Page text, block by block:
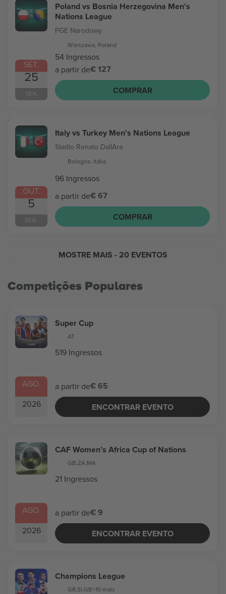
SET.
25
SEX.
Poland vs Bosnia Herzegovina Men's
Nations League
PGE Narodowy
Warszawa, Poland
54 Ingressos
a partir de€ 127
COMPRAR
OUT.
5
SEG.
Italy vs Turkey Men's Nations League
Stadio Renato DallAra
Bologna, Itália
96 Ingressos
a partir de€ 67
COMPRAR
MOSTRE MAIS - 20 EVENTOS
Competições Populares
AGO.
2026
Super Cup
AT
519 Ingressos
a partir de€ 65
ENCONTRAR EVENTO
AGO.
2026
CAF Women’s Africa Cup of Nations
GB,ZA,MA
21 Ingressos
a partir de€ 9
ENCONTRAR EVENTO
Champions League
GR,SI,GB+10 mais